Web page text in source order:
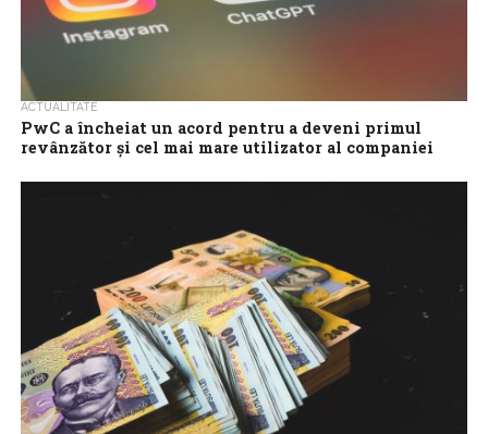
ACTUALITATE
PwC a încheiat un acord pentru a deveni primul
revânzător şi cel mai mare utilizator al companiei